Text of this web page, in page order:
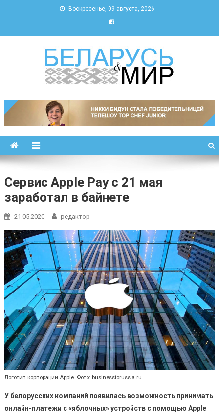
Воскресенье, 09 августа, 2026
Беларусь и мир
Сервис Apple Pay с 21 мая
заработал в байнете
21.05.2020 редактор
Логотип корпорации Apple. Фото: businesstorussia.ru
У белорусских компаний появилась возможность принимать
онлайн-платежи с «яблочных» устройств с помощью Apple